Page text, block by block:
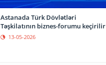
Astanada Türk Dövlətləri
Təşkilatının biznes-forumu keçirilir
13-05-2026